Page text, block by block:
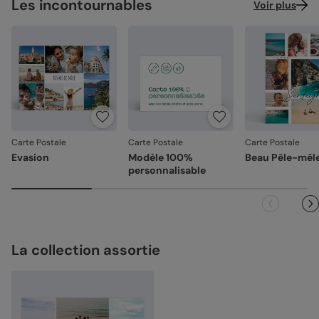
Les incontournables Voir plus
Carte Postale
Evasion
Carte Postale
Modèle 100%
personnalisable
Carte Postale
Beau Pêle-
La collection assortie